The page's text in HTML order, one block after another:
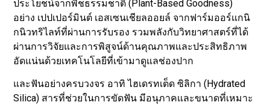
ประโยชน์จากพืชธรรมชาติ (Plant-Based Goodness)
อย่าง เปปเปอร์มินต์ เอสเซนเชียลออยล์ จากฟาร์มออร์แกนิ
กนิวทริไลท์ที่ผ่านการรับรอง รวมพลังกับวิทยาศาสตร์ที่ได้
ผ่านการวิจัยและการพิสูจน์ด้านคุณภาพและประสิทธิภาพ
อัดแน่นด้วยเทคโนโลยีที่เข้ามาดูแลช่องปาก
และฟันอย่างครบวงจร อาทิ ไฮเดรทเต็ด ซิลิกา (Hydrated
Silica) สารที่ช่วยในการขัดฟัน มีอนุภาคและขนาดที่เหมาะ